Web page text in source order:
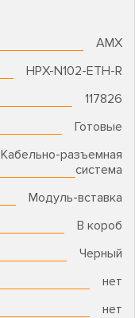
AMX
HPX-N102-ETH-R
117826
Готовые
Кабельно-разъемная
система
Модуль-вставка
В короб
Черный
нет
нет